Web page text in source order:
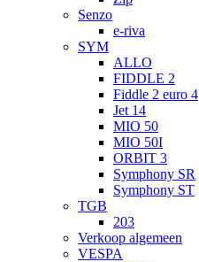
Senzo
e-riva
SYM
ALLO
FIDDLE 2
Fiddle 2 euro 4
Jet 14
MIO 50
MIO 50I
ORBIT 3
Symphony SR
Symphony ST
TGB
203
Verkoop algemeen
VESPA